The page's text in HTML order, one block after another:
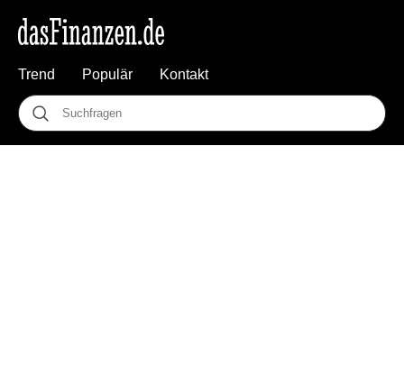
Trend Populär Kontakt